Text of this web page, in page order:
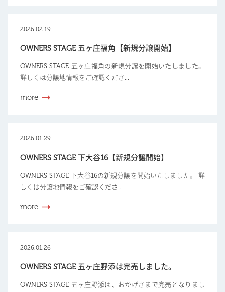
2026.02.19
OWNERS STAGE 五ヶ庄福角【新規分譲開始】
OWNERS STAGE 五ヶ庄福角の新規分譲を開始いたしました。
詳しくは分譲地情報をご確認くださ...
more
2026.01.29
OWNERS STAGE 下大谷16【新規分譲開始】
OWNERS STAGE 下大谷16の新規分譲を開始いたしました。 詳
しくは分譲地情報をご確認くださ...
more
2026.01.26
OWNERS STAGE 五ヶ庄野添は完売しました。
OWNERS STAGE 五ヶ庄野添は、おかげさまで完売となりまし